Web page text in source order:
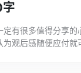
有很多值得分享的
观后感随便应付就